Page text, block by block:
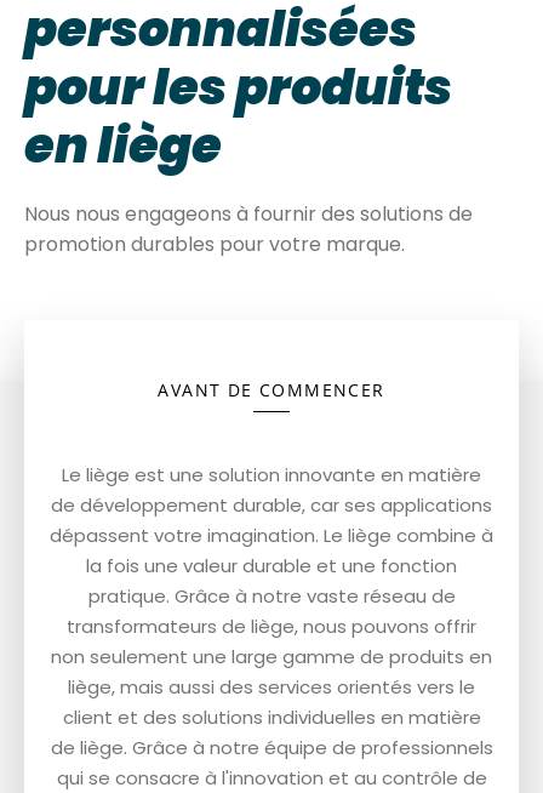
personnalisées
pour les produits
en liège
Nous nous engageons à fournir des solutions de
promotion durables pour votre marque.
AVANT DE COMMENCER
Le liège est une solution innovante en matière
de développement durable, car ses applications
dépassent votre imagination. Le liège combine à
la fois une valeur durable et une fonction
pratique. Grâce à notre vaste réseau de
transformateurs de liège, nous pouvons offrir
non seulement une large gamme de produits en
liège, mais aussi des services orientés vers le
client et des solutions individuelles en matière
de liège. Grâce à notre équipe de professionnels
qui se consacre à l'innovation et au contrôle de